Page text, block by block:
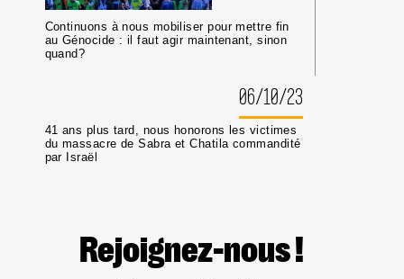
Continuons à nous mobiliser pour mettre fin
au Génocide : il faut agir maintenant, sinon
quand?
06/10/23
41 ans plus tard, nous honorons les victimes
du massacre de Sabra et Chatila commandité
par Israël
Rejoignez-nous !